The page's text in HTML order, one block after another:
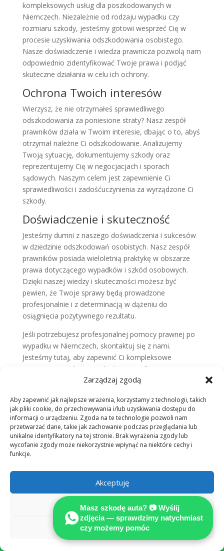
Zarządzaj zgodą
Aby zapewnić jak najlepsze wrażenia, korzystamy z technologii, takich
jak pliki cookie, do przechowywania i/lub uzyskiwania dostępu do
informacji o urządzeniu. Zgoda na te technologie pozwoli nam
przetwarzać dane, takie jak zachowanie podczas przeglądania lub
unikalne identyfikatory na tej stronie. Brak wyrażenia zgody lub
wycofanie zgody może niekorzystnie wpłynąć na niektóre cechy i
funkcje.
Akceptuję
Odmów
Zobacz preferencje
kompleksowych usług dla poszkodowanych w
Niemczech. Niezależnie od rodzaju wypadku czy
rozmiaru szkody, jesteśmy gotowi wesprzeć Cię w
procesie uzyskiwania odszkodowania osobistego.
Nasze doświadczenie i wiedza prawnicza pozwolą nam
odpowiednio zidentyfikować Twoje prawa i podjąć
skuteczne działania w celu ich ochrony.
Ochrona Twoich interesów
Wierzysz, że nie otrzymałeś sprawiedliwego
odszkodowania za poniesione straty? Nasz zespół
prawników działa w Twoim interesie, dbając o to, abyś
otrzymał należne Ci odszkodowanie. Analizujemy
Twoją sytuację, dokumentujemy szkody oraz
reprezentujemy Cię w negocjacjach i sporach
sądowych. Naszym celem jest zapewnienie Ci
sprawiedliwości i zadośćuczynienia za wyrządzone Ci
szkody.
Doświadczenie i skuteczność
Jesteśmy dumni z naszego doświadczenia i sukcesów
w dziedzinie odszkodowań osobistych. Nasz zespół
prawników posiada wieloletnią praktykę w obszarze
prawa dotyczącego wypadków i szkód osobowych.
Dzięki naszej wiedzy i skuteczności możesz być
pewien, że Twoje sprawy będą prowadzone
profesjonalnie i z determinacją w dążeniu do
osiągnięcia pozytywnego rezultatu.
Jeśli potrzebujesz profesjonalnej pomocy prawnej po
wypadku w Niemczech, skontaktuj się z nami.
Jesteśmy tutaj, aby zapewnić Ci kompleksowe
wsparcie i pomóc Ci uzyskać sprawiedliwe
odszkodowanie osobiste.
Wniosek
Podsumowując, jeśli doznałeś obrażeń lub poniosłeś
straty w wyniku wypadku w Niemczech, skontaktuj się
z nami. Nasza firma oferuje profesjonalną pomoc
prawną i wsparcie dla osób poszkodowanych,
pomagając im uzyskać sprawiedliwe
FAQ
Czy oferujecie pomoc prawną po
wypadku w Niemczech?
Tak, specjalizujemy się w udzielaniu kompleksowej
pomocy prawnej dla osób poszkodowanych w wyniku
wypadku w Niemczech. Nasz zespół prawników ds.
odszkodowań zapewnia profesjonalne wsparcie i

Masz szkodę auta? 📷 Wyślij
zdjęcia — sprawdzimy natychmiast
czy możemy pomóc